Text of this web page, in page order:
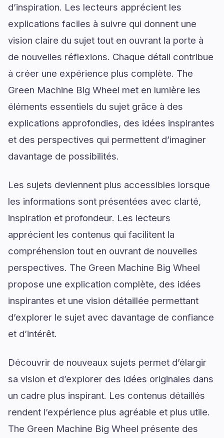
d’inspiration. Les lecteurs apprécient les
explications faciles à suivre qui donnent une
vision claire du sujet tout en ouvrant la porte à
de nouvelles réflexions. Chaque détail contribue
à créer une expérience plus complète. The
Green Machine Big Wheel met en lumière les
éléments essentiels du sujet grâce à des
explications approfondies, des idées inspirantes
et des perspectives qui permettent d’imaginer
davantage de possibilités.
Les sujets deviennent plus accessibles lorsque
les informations sont présentées avec clarté,
inspiration et profondeur. Les lecteurs
apprécient les contenus qui facilitent la
compréhension tout en ouvrant de nouvelles
perspectives. The Green Machine Big Wheel
propose une explication complète, des idées
inspirantes et une vision détaillée permettant
d’explorer le sujet avec davantage de confiance
et d’intérêt.
Découvrir de nouveaux sujets permet d’élargir
sa vision et d’explorer des idées originales dans
un cadre plus inspirant. Les contenus détaillés
rendent l’expérience plus agréable et plus utile.
The Green Machine Big Wheel présente des